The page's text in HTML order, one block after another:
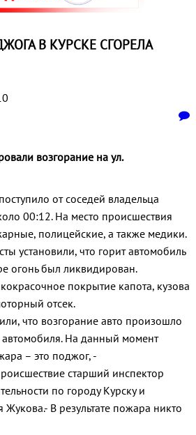
В КУРСКЕ СГОРЕЛА
возгорание на ул.
от соседей владельца
00:12. На место происшествия
полицейские, а также медики.
установили, что горит автомобиль
огонь был ликвидирован.
покрытие капота, кузова
отсек.
что возгорание авто произошло
автомобиля. На данный момент
– это поджог, -
старший инспектор
по городу Курску и
В результате пожара никто